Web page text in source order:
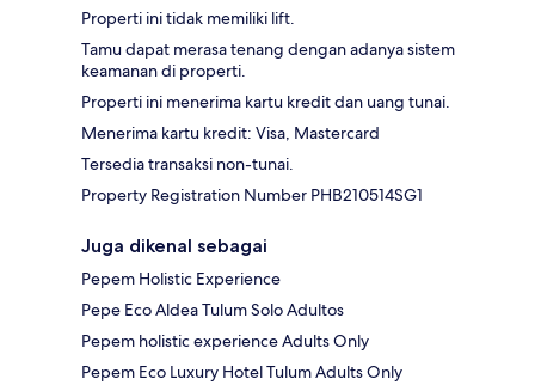
Properti ini tidak memiliki lift.
Tamu dapat merasa tenang dengan adanya sistem
keamanan di properti.
Properti ini menerima kartu kredit dan uang tunai.
Menerima kartu kredit: Visa, Mastercard
Tersedia transaksi non-tunai.
Property Registration Number PHB210514SG1
Juga dikenal sebagai
Pepem Holistic Experience
Pepe Eco Aldea Tulum Solo Adultos
Pepem holistic experience Adults Only
Pepem Eco Luxury Hotel Tulum Adults Only